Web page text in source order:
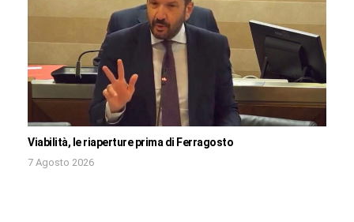
Viabilità, le riaperture prima di Ferragosto
7 Agosto 2026